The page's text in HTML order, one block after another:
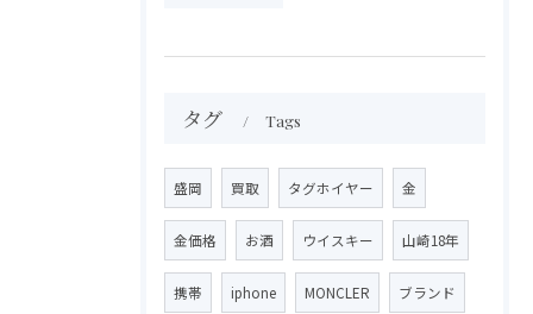
タグ Tags
盛岡 買取 タグホイヤー 金
金価格 お酒 ウイスキー 山崎18年
携帯 iphone MONCLER ブランド